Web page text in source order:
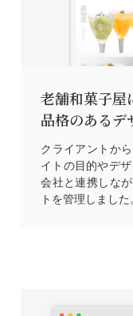
老舗和菓子屋
品格のあるデ
クライアントか
イトの目的やデ
会社と連携しな
トを管理しました